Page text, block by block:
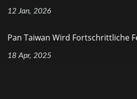
12 Jan, 2026
Pan Taiwan Wird Fortschrittliche
18 Apr, 2025